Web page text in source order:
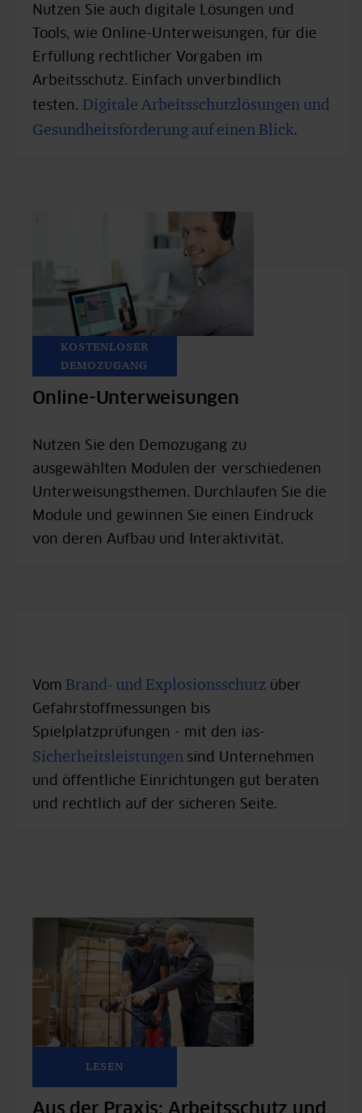
Nutzen Sie auch digitale Lösungen und
Tools, wie Online-Unterweisungen, für die
Erfüllung rechtlicher Vorgaben im
Arbeitsschutz. Einfach unverbindlich
testen. Digitale Arbeitsschutzlösungen und
Gesundheitsförderung auf einen Blick.
KOSTENLOSER
DEMOZUGANG
Online-Unterweisungen
Nutzen Sie den Demozugang zu
ausgewählten Modulen der verschiedenen
Unterweisungsthemen. Durchlaufen Sie die
Module und gewinnen Sie einen Eindruck
von deren Aufbau und Interaktivität.
Vom Brand- und Explosionsschutz über
Gefahrstoffmessungen bis
Spielplatzprüfungen - mit den ias-
Sicherheitsleistungen sind Unternehmen
und öffentliche Einrichtungen gut beraten
und rechtlich auf der sicheren Seite.
LESEN